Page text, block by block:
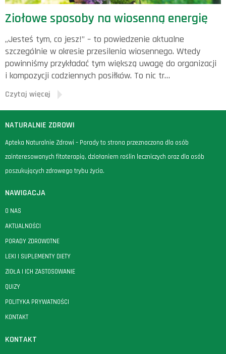
Ziołowe sposoby na wiosenną energię
„Jesteś tym, co jesz!” – to powiedzenie aktualne
szczególnie w okresie przesilenia wiosennego. Wtedy
powinniśmy przykładać tym większą uwagę do organizacji
i kompozycji codziennych posiłków. To nic tr…
Czytaj więcej
NATURALNIE ZDROWI
Apteka Naturalnie Zdrowi – Porady to strona przeznaczona dla osób
zainteresowanych fitoterapią, działaniem roślin leczniczych oraz dla osób
poszukujących zdrowego trybu życia.
NAWIGACJA
O NAS
AKTUALNOŚCI
PORADY ZDROWOTNE
LEKI I SUPLEMENTY DIETY
ZIOŁA I ICH ZASTOSOWANIE
QUIZY
POLITYKA PRYWATNOŚCI
KONTAKT
KONTAKT